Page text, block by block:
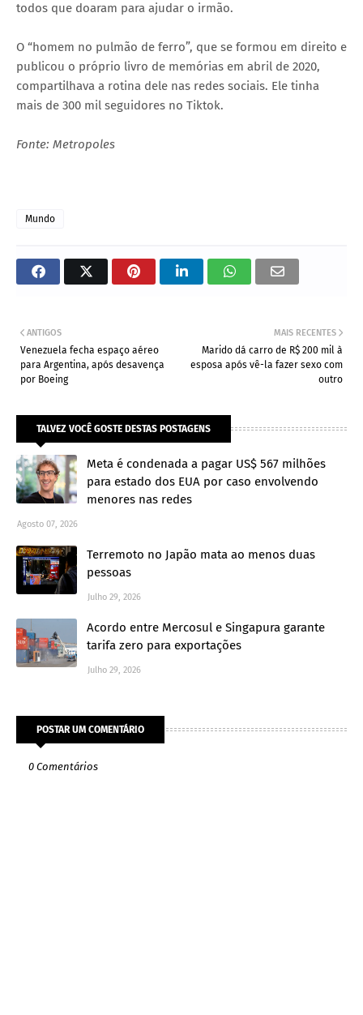
todos que doaram para ajudar o irmão.
O “homem no pulmão de ferro”, que se formou em direito e
publicou o próprio livro de memórias em abril de 2020,
compartilhava a rotina dele nas redes sociais. Ele tinha
mais de 300 mil seguidores no Tiktok.
Fonte: Metropoles
Mundo
MAIS RECENTES
Marido dá carro de R$ 200 mil à
esposa após vê-la fazer sexo com
outro
ANTIGOS
Venezuela fecha espaço aéreo
para Argentina, após desavença
por Boeing
TALVEZ VOCÊ GOSTE DESTAS POSTAGENS
Meta é condenada a pagar US$ 567 milhões
para estado dos EUA por caso envolvendo
menores nas redes
Agosto 07, 2026
Terremoto no Japão mata ao menos duas
pessoas
Julho 29, 2026
Acordo entre Mercosul e Singapura garante
tarifa zero para exportações
Julho 29, 2026
POSTAR UM COMENTÁRIO
0 Comentários